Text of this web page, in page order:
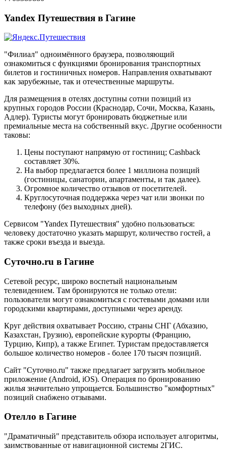
Yandex Путешествия в Гагине
"Филиал" одноимённого браузера, позволяющий
ознакомиться с функциями бронирования транспортных
билетов и гостиничных номеров. Направления охватывают
как зарубежные, так и отечественные маршруты.
Для размещения в отелях доступны сотни позиций из
крупных городов России (Краснодар, Сочи, Москва, Казань,
Адлер). Туристы могут бронировать бюджетные или
премиальные места на собственный вкус. Другие особенности
таковы:
Цены поступают напрямую от гостиниц; Cashback
составляет 30%.
На выбор предлагается более 1 миллиона позиций
(гостиницы, санатории, апартаменты, и так далее).
Огромное количество отзывов от посетителей.
Круглосуточная поддержка через чат или звонки по
телефону (без выходных дней).
Сервисом "Yandex Путешествия" удобно пользоваться:
человеку достаточно указать маршрут, количество гостей, а
также сроки въезда и выезда.
Суточно.ru в Гагине
Сетевой ресурс, широко воспетый национальным
телевидением. Там бронируются не только отели:
пользователи могут ознакомиться с гостевыми домами или
городскими квартирами, доступными через аренду.
Круг действия охватывает Россию, страны СНГ (Абхазию,
Казахстан, Грузию), европейские курорты (Францию,
Турцию, Кипр), а также Египет. Туристам предоставляется
большое количество номеров - более 170 тысяч позиций.
Сайт "Суточно.ru" также предлагает загрузить мобильное
приложение (Android, iOS). Операция по бронированию
жилья значительно упрощается. Большинство "комфортных"
позиций снабжено отзывами.
Отелло в Гагине
"Драматичный" представитель обзора использует алгоритмы,
заимствованные от навигационной системы 2ГИС.